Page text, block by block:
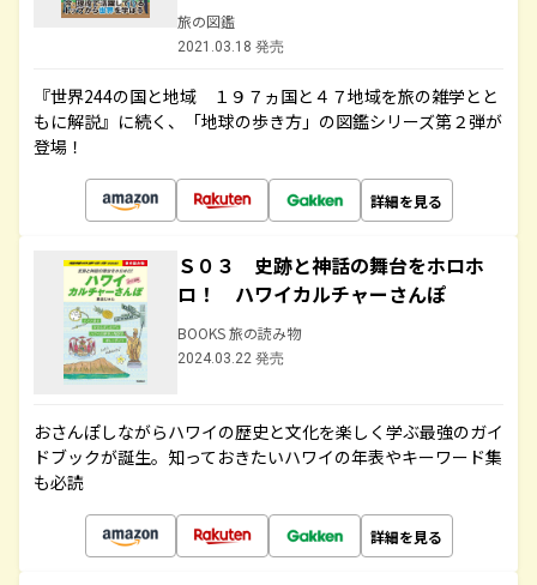
旅の図鑑
2021.03.18 発売
『世界244の国と地域 １９７ヵ国と４７地域を旅の雑学とと
もに解説』に続く、「地球の歩き方」の図鑑シリーズ第２弾が
登場！
詳細を見る
Ｓ０３ 史跡と神話の舞台をホロホ
ロ！ ハワイカルチャーさんぽ
BOOKS 旅の読み物
2024.03.22 発売
おさんぽしながらハワイの歴史と文化を楽しく学ぶ最強のガイ
ドブックが誕生。知っておきたいハワイの年表やキーワード集
も必読
詳細を見る